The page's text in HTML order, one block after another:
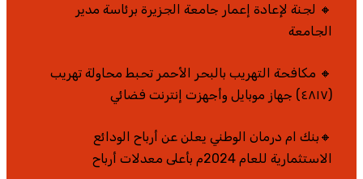
🔸 لجنة لإعادة إعمار جامعة الجزيرة برئاسة مدير
الجامعة
🔸 مكافحة التهريب بالبحر الأحمر تحبط محاولة تهريب
🔸بنك ام درمان الوطني يعلن عن أرباح الودائع
الاستثمارية للعام 2024م بأعلى معدلات أرباح